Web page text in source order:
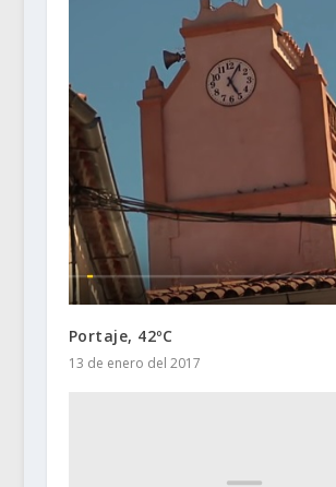
Portaje, 42ºC
13 de enero del 2017